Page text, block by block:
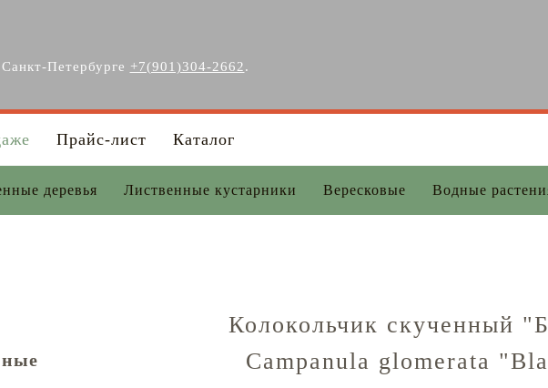
Петербурге +7(901)304-2662.
Прайс-лист Каталог
деревья Лиственные кустарники Вересковые Водные
Колокольчик скученный
Campanula glomerata